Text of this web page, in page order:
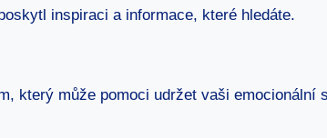
inspiraci a informace, které hledáte.
který může pomoci udržet vaši emocionální